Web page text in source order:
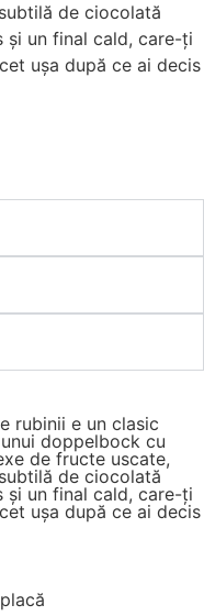
de ciocolată
și un final cald, care-ți
ușa după ce ai decis
rubinii e un clasic
doppelbock cu
de fructe uscate,
de ciocolată
și un final cald, care-ți
ușa după ce ai decis